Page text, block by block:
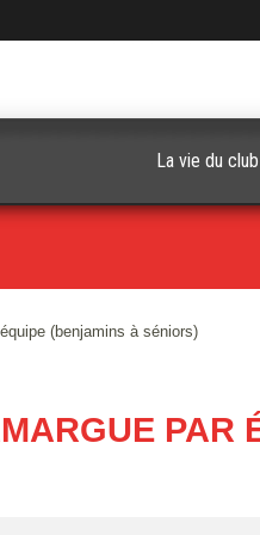
(benjamins à séniors)
PAR
La vie du club